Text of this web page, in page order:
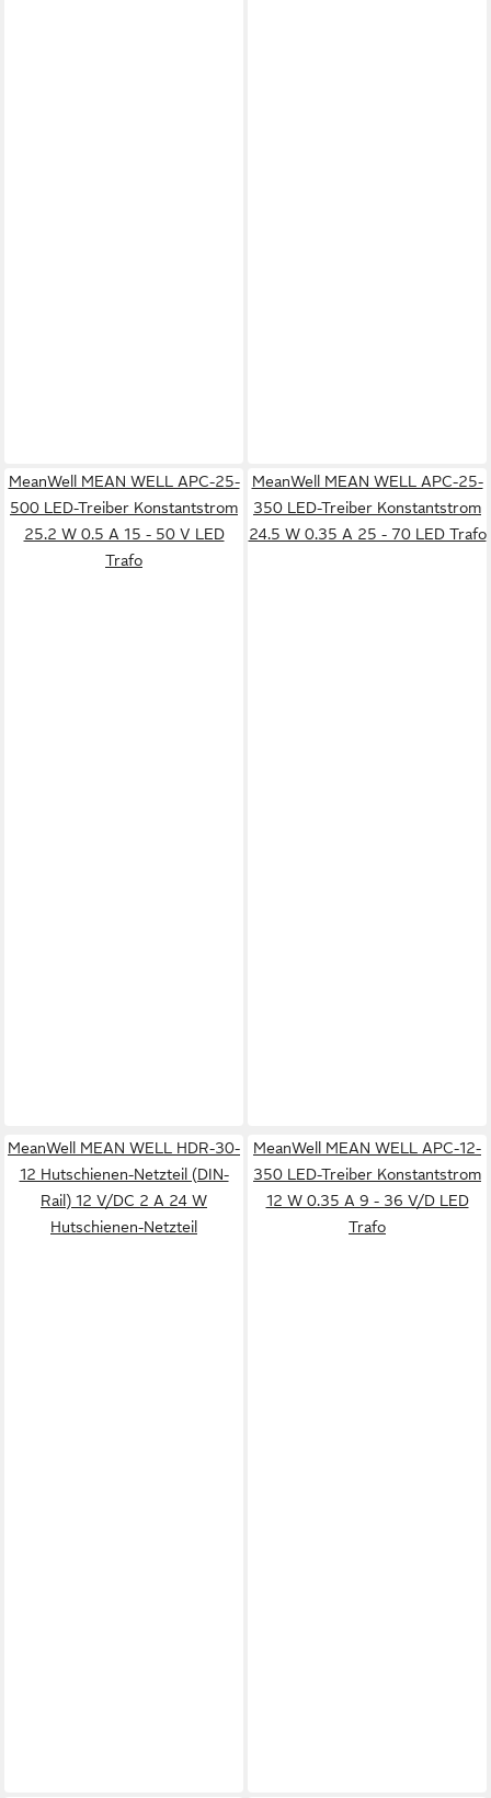
MeanWell MEAN WELL APC-25-
500 LED-Treiber Konstantstrom
25.2 W 0.5 A 15 - 50 V LED
Trafo
MeanWell MEAN WELL APC-25-
350 LED-Treiber Konstantstrom
24.5 W 0.35 A 25 - 70 LED Trafo
MeanWell MEAN WELL HDR-30-
12 Hutschienen-Netzteil (DIN-
Rail) 12 V/DC 2 A 24 W
Hutschienen-Netzteil
MeanWell MEAN WELL APC-12-
350 LED-Treiber Konstantstrom
12 W 0.35 A 9 - 36 V/D LED
Trafo